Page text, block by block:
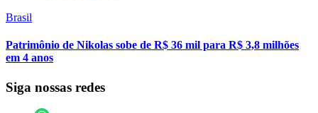
Brasil
Patrimônio de Nikolas sobe de R$ 36 mil para R$ 3,8 milhões
em 4 anos
Siga nossas redes